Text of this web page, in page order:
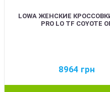
LOWA ЖЕНСКИЕ
PRO LO TF COYOTE
8964 грн